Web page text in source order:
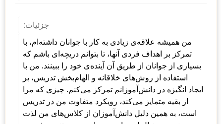
جزئیات:
من همیشه علاقه‌ی زیادی به کار با جوانان داشته‌ام، با